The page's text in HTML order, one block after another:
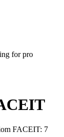
for pro
FACEIT: 7